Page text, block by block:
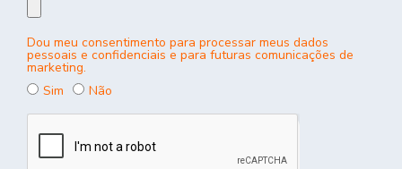
Dou meu consentimento para processar meus dados
pessoais e confidenciais e para futuras comunicações de
marketing.
Sim
Não